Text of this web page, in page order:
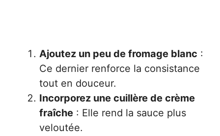
Ajoutez un peu de fromage blanc :
Ce dernier renforce la consistance
tout en douceur.
Incorporez une cuillère de crème
fraîche : Elle rend la sauce plus
veloutée.